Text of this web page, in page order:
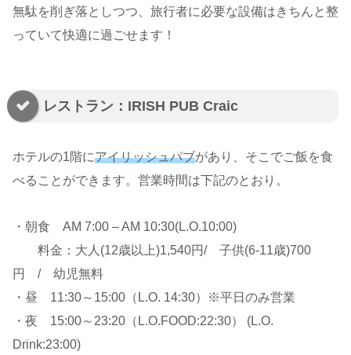
無駄を削ぎ落としつつ、旅行者に必要な設備はきちんと整
っていて快適に過ごせます！
レストラン：IRISH PUB Craic
ホテルの1階にアイリッシュパブがあり、そこでご飯を食
べることができます。営業時間は下記のとおり。
・朝食 AM 7:00 – AM 10:30(L.O.10:00)
料金：大人(12歳以上)1,540円/ 子供(6-11歳)700
円 / 幼児無料
・昼 11:30～15:00（L.O. 14:30）※平日のみ営業
・夜 15:00～23:20（L.O.FOOD:22:30） (L.O.
Drink:23:00)